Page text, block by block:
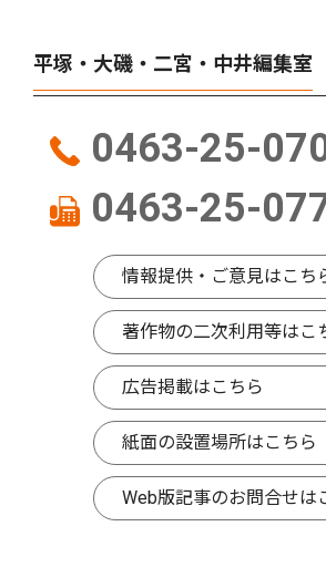
平塚・大磯・二宮・中井編集室
0463-25-
0463-25-
情報提供・ご意見はこち
著作物の二次利用等はこ
広告掲載はこちら
紙面の設置場所はこちら
Web版記事のお問合せは